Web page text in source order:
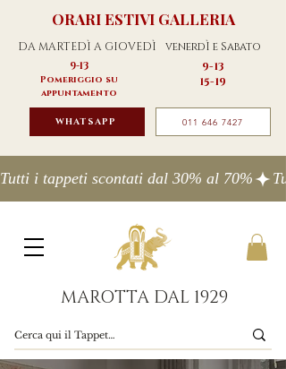
ORARI ESTIVI GALLERIA
DA MARTEDÌ A GIOVEDÌ venerdÌ e Sabato
9-13
Pomeriggio su
appuntamento
9-13
15-19
WHATSAPP 011 646 7427
Tutti i tappeti scontati dal 30% al 70%
MAROTTA DAL 1929